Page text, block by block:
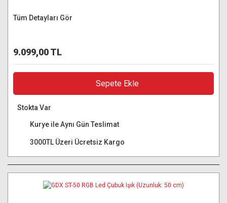
Tüm Detayları Gör
9.099,00 TL
Sepete Ekle
Stokta Var
Kurye ile Aynı Gün Teslimat
3000TL Üzeri Ücretsiz Kargo